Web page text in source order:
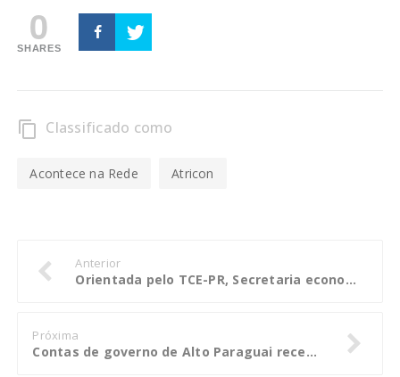
0
SHARES
content_copy Classificado como
Acontece na Rede Atricon
Anterior
Orientada pelo TCE-PR, Secretaria economiza R$ 4,36 milhões ao ano com viagens e eventos
Próxima
Contas de governo de Alto Paraguai recebem parecer prévio favorável do TCE